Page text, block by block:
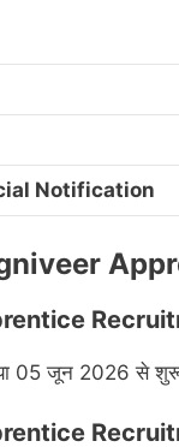
Notification
05 जून 2026 से शुरू